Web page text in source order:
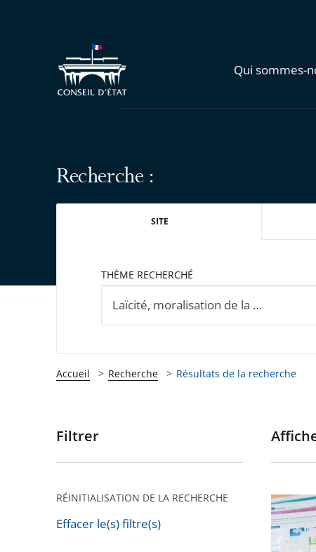
Qui sommes-
Recherche :
SITE
THÈME RECHERCHÉ
Accueil Recherche Résultats de la recherche
Passer
pour
après
Filtrer
RÉINITIALISATION DE LA RECHERCHE
Effacer le(s) filtre(s)
de